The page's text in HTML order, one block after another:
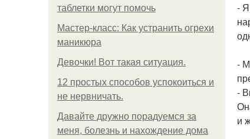
таблетки могут помочь
Мастер-класс: Как устранить огрехи
маникюра
Девочки! Вот такая ситуация.
12 простых способов успокоиться и
не нервничать.
Давайте дружно порадуемся за
меня, болезнь и нахождение дома
-
-
-
и